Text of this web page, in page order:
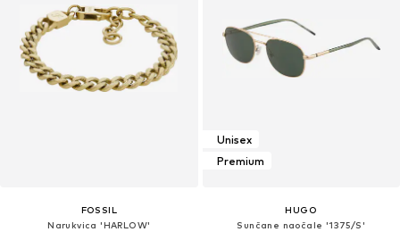
FOSSIL
Narukvica 'HARLOW'
Unisex
Premium
HUGO
Sunčane naočale '1375/S'